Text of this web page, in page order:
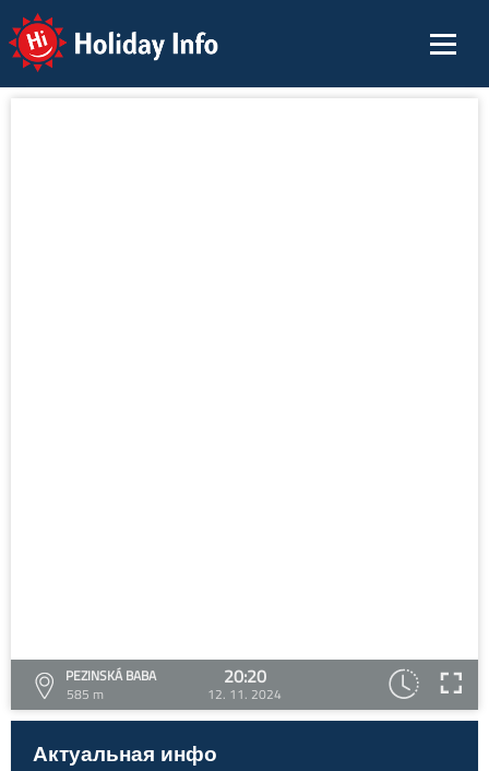
Holiday Info
PEZINSKÁ BABA
585 m
20:20
12. 11. 2024
Актуальная инфо